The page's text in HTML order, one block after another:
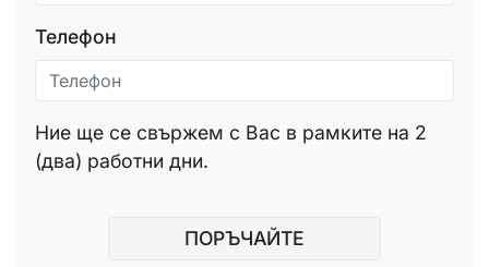
Телефон
Ние ще се свържем с Вас в рамките на 2
(два) работни дни.
ПОРЪЧАЙТЕ